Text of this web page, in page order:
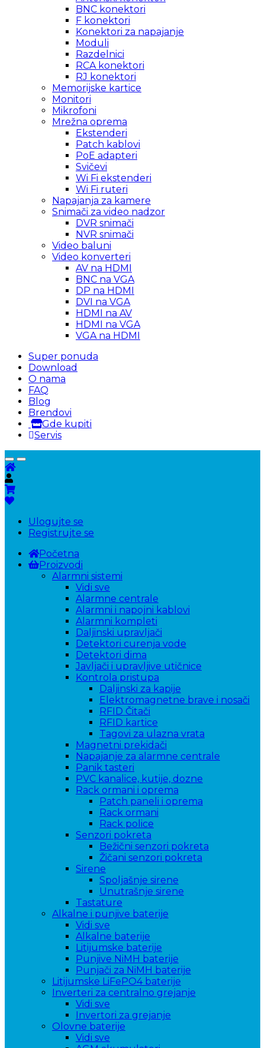
BNC konektori
F konektori
Konektori za napajanje
Moduli
Razdelnici
RCA konektori
RJ konektori
Memorijske kartice
Monitori
Mikrofoni
Mrežna oprema
Ekstenderi
Patch kablovi
PoE adapteri
Svičevi
Wi Fi ekstenderi
Wi Fi ruteri
Napajanja za kamere
Snimači za video nadzor
DVR snimači
NVR snimači
Video baluni
Video konverteri
AV na HDMI
BNC na VGA
DP na HDMI
DVI na VGA
HDMI na AV
HDMI na VGA
VGA na HDMI
Super ponuda
Download
O nama
FAQ
Blog
Brendovi
Gde kupiti
Servis
Ulogujte se
Registrujte se
Početna
Proizvodi
Alarmni sistemi
Vidi sve
Alarmne centrale
Alarmni i napojni kablovi
Alarmni kompleti
Daljinski upravljači
Detektori curenja vode
Detektori dima
Javljači i upravljive utičnice
Kontrola pristupa
Daljinski za kapije
Elektromagnetne brave i nosači
RFID Čitači
RFID kartice
Tagovi za ulazna vrata
Magnetni prekidači
Napajanje za alarmne centrale
Panik tasteri
PVC kanalice, kutije, dozne
Rack ormani i oprema
Patch paneli i oprema
Rack ormani
Rack police
Senzori pokreta
Bežični senzori pokreta
Žičani senzori pokreta
Sirene
Spoljašnje sirene
Unutrašnje sirene
Tastature
Alkalne i punjive baterije
Vidi sve
Alkalne baterije
Litijumske baterije
Punjive NiMH baterije
Punjači za NiMH baterije
Litijumske LiFePO4 baterije
Inverteri za centralno grejanje
Vidi sve
Invertori za grejanje
Olovne baterije
Vidi sve